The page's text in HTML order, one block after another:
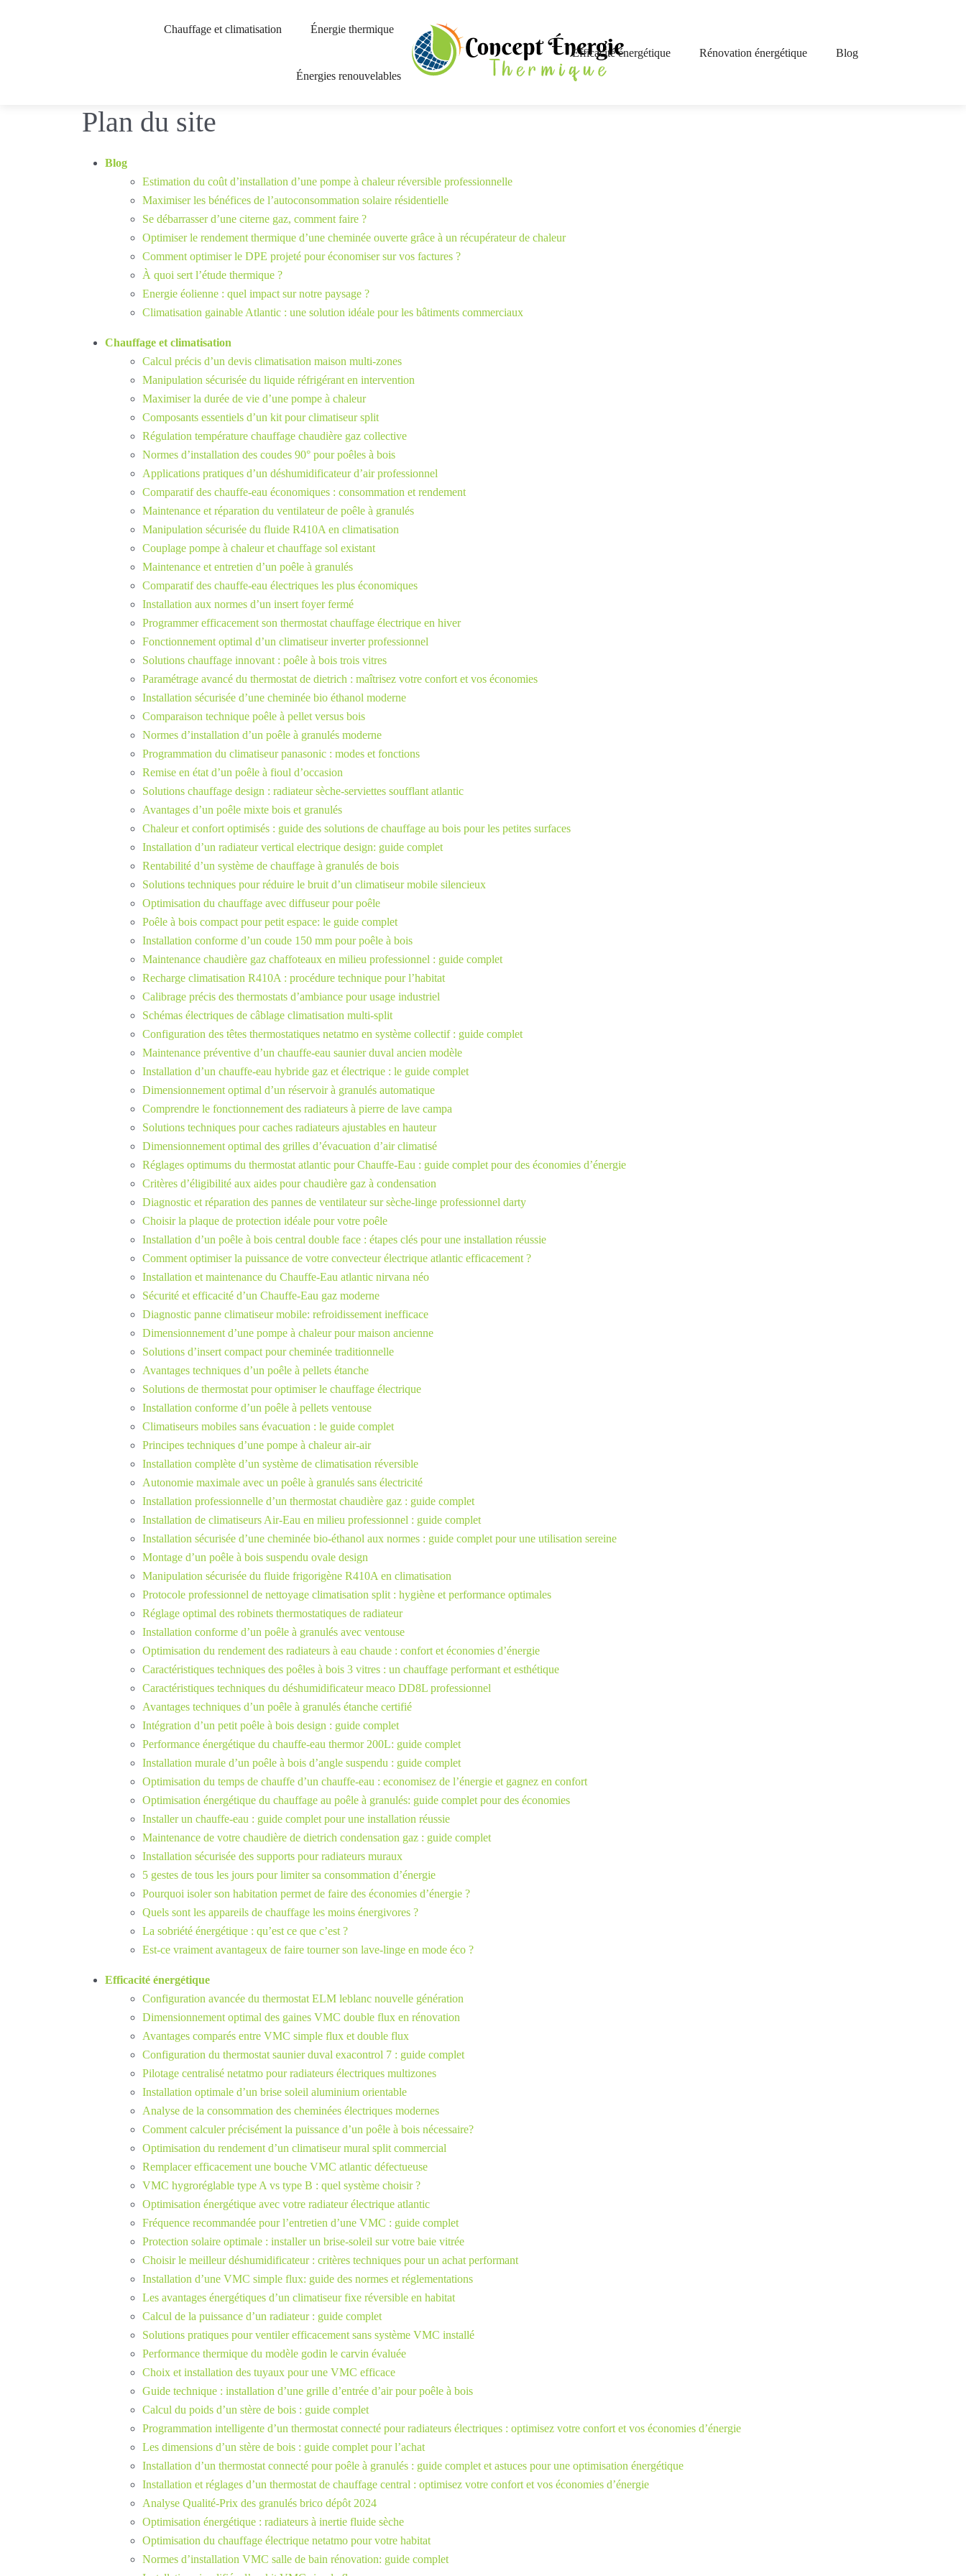
Énergie thermique
Chauffage et climatisation
Énergies renouvelables
Efficacité énergétique Rénovation énergétique Blog
Plan du site
Blog
Estimation du coût d’installation d’une pompe à chaleur réversible professionnelle
Maximiser les bénéfices de l’autoconsommation solaire résidentielle
Se débarrasser d’une citerne gaz, comment faire ?
Optimiser le rendement thermique d’une cheminée ouverte grâce à un récupérateur de chaleur
Comment optimiser le DPE projeté pour économiser sur vos factures ?
À quoi sert l’étude thermique ?
Energie éolienne : quel impact sur notre paysage ?
Climatisation gainable Atlantic : une solution idéale pour les bâtiments commerciaux
Chauffage et climatisation
Calcul précis d’un devis climatisation maison multi-zones
Manipulation sécurisée du liquide réfrigérant en intervention
Maximiser la durée de vie d’une pompe à chaleur
Composants essentiels d’un kit pour climatiseur split
Régulation température chauffage chaudière gaz collective
Normes d’installation des coudes 90° pour poêles à bois
Applications pratiques d’un déshumidificateur d’air professionnel
Comparatif des chauffe-eau économiques : consommation et rendement
Maintenance et réparation du ventilateur de poêle à granulés
Manipulation sécurisée du fluide R410A en climatisation
Couplage pompe à chaleur et chauffage sol existant
Maintenance et entretien d’un poêle à granulés
Comparatif des chauffe-eau électriques les plus économiques
Installation aux normes d’un insert foyer fermé
Programmer efficacement son thermostat chauffage électrique en hiver
Fonctionnement optimal d’un climatiseur inverter professionnel
Solutions chauffage innovant : poêle à bois trois vitres
Paramétrage avancé du thermostat de dietrich : maîtrisez votre confort et vos économies
Installation sécurisée d’une cheminée bio éthanol moderne
Comparaison technique poêle à pellet versus bois
Normes d’installation d’un poêle à granulés moderne
Programmation du climatiseur panasonic : modes et fonctions
Remise en état d’un poêle à fioul d’occasion
Solutions chauffage design : radiateur sèche-serviettes soufflant atlantic
Avantages d’un poêle mixte bois et granulés
Chaleur et confort optimisés : guide des solutions de chauffage au bois pour les petites surfaces
Installation d’un radiateur vertical electrique design: guide complet
Rentabilité d’un système de chauffage à granulés de bois
Solutions techniques pour réduire le bruit d’un climatiseur mobile silencieux
Optimisation du chauffage avec diffuseur pour poêle
Poêle à bois compact pour petit espace: le guide complet
Installation conforme d’un coude 150 mm pour poêle à bois
Maintenance chaudière gaz chaffoteaux en milieu professionnel : guide complet
Recharge climatisation R410A : procédure technique pour l’habitat
Calibrage précis des thermostats d’ambiance pour usage industriel
Schémas électriques de câblage climatisation multi-split
Configuration des têtes thermostatiques netatmo en système collectif : guide complet
Maintenance préventive d’un chauffe-eau saunier duval ancien modèle
Installation d’un chauffe-eau hybride gaz et électrique : le guide complet
Dimensionnement optimal d’un réservoir à granulés automatique
Comprendre le fonctionnement des radiateurs à pierre de lave campa
Solutions techniques pour caches radiateurs ajustables en hauteur
Dimensionnement optimal des grilles d’évacuation d’air climatisé
Réglages optimums du thermostat atlantic pour Chauffe-Eau : guide complet pour des économies d’énergie
Critères d’éligibilité aux aides pour chaudière gaz à condensation
Diagnostic et réparation des pannes de ventilateur sur sèche-linge professionnel darty
Choisir la plaque de protection idéale pour votre poêle
Installation d’un poêle à bois central double face : étapes clés pour une installation réussie
Comment optimiser la puissance de votre convecteur électrique atlantic efficacement ?
Installation et maintenance du Chauffe-Eau atlantic nirvana néo
Sécurité et efficacité d’un Chauffe-Eau gaz moderne
Diagnostic panne climatiseur mobile: refroidissement inefficace
Dimensionnement d’une pompe à chaleur pour maison ancienne
Solutions d’insert compact pour cheminée traditionnelle
Avantages techniques d’un poêle à pellets étanche
Solutions de thermostat pour optimiser le chauffage électrique
Installation conforme d’un poêle à pellets ventouse
Climatiseurs mobiles sans évacuation : le guide complet
Principes techniques d’une pompe à chaleur air-air
Installation complète d’un système de climatisation réversible
Autonomie maximale avec un poêle à granulés sans électricité
Installation professionnelle d’un thermostat chaudière gaz : guide complet
Installation de climatiseurs Air-Eau en milieu professionnel : guide complet
Installation sécurisée d’une cheminée bio-éthanol aux normes : guide complet pour une utilisation sereine
Montage d’un poêle à bois suspendu ovale design
Manipulation sécurisée du fluide frigorigène R410A en climatisation
Protocole professionnel de nettoyage climatisation split : hygiène et performance optimales
Réglage optimal des robinets thermostatiques de radiateur
Installation conforme d’un poêle à granulés avec ventouse
Optimisation du rendement des radiateurs à eau chaude : confort et économies d’énergie
Caractéristiques techniques des poêles à bois 3 vitres : un chauffage performant et esthétique
Caractéristiques techniques du déshumidificateur meaco DD8L professionnel
Avantages techniques d’un poêle à granulés étanche certifié
Intégration d’un petit poêle à bois design : guide complet
Performance énergétique du chauffe-eau thermor 200L: guide complet
Installation murale d’un poêle à bois d’angle suspendu : guide complet
Optimisation du temps de chauffe d’un chauffe-eau : economisez de l’énergie et gagnez en confort
Optimisation énergétique du chauffage au poêle à granulés: guide complet pour des économies
Installer un chauffe-eau : guide complet pour une installation réussie
Maintenance de votre chaudière de dietrich condensation gaz : guide complet
Installation sécurisée des supports pour radiateurs muraux
5 gestes de tous les jours pour limiter sa consommation d’énergie
Pourquoi isoler son habitation permet de faire des économies d’énergie ?
Quels sont les appareils de chauffage les moins énergivores ?
La sobriété énergétique : qu’est ce que c’est ?
Est-ce vraiment avantageux de faire tourner son lave-linge en mode éco ?
Efficacité énergétique
Configuration avancée du thermostat ELM leblanc nouvelle génération
Dimensionnement optimal des gaines VMC double flux en rénovation
Avantages comparés entre VMC simple flux et double flux
Configuration du thermostat saunier duval exacontrol 7 : guide complet
Pilotage centralisé netatmo pour radiateurs électriques multizones
Installation optimale d’un brise soleil aluminium orientable
Analyse de la consommation des cheminées électriques modernes
Comment calculer précisément la puissance d’un poêle à bois nécessaire?
Optimisation du rendement d’un climatiseur mural split commercial
Remplacer efficacement une bouche VMC atlantic défectueuse
VMC hygroréglable type A vs type B : quel système choisir ?
Optimisation énergétique avec votre radiateur électrique atlantic
Fréquence recommandée pour l’entretien d’une VMC : guide complet
Protection solaire optimale : installer un brise-soleil sur votre baie vitrée
Choisir le meilleur déshumidificateur : critères techniques pour un achat performant
Installation d’une VMC simple flux: guide des normes et réglementations
Les avantages énergétiques d’un climatiseur fixe réversible en habitat
Calcul de la puissance d’un radiateur : guide complet
Solutions pratiques pour ventiler efficacement sans système VMC installé
Performance thermique du modèle godin le carvin évaluée
Choix et installation des tuyaux pour une VMC efficace
Guide technique : installation d’une grille d’entrée d’air pour poêle à bois
Calcul du poids d’un stère de bois : guide complet
Programmation intelligente d’un thermostat connecté pour radiateurs électriques : optimisez votre confort et vos économies d’énergie
Les dimensions d’un stère de bois : guide complet pour l’achat
Installation d’un thermostat connecté pour poêle à granulés : guide complet et astuces pour une optimisation énergétique
Installation et réglages d’un thermostat de chauffage central : optimisez votre confort et vos économies d’énergie
Analyse Qualité-Prix des granulés brico dépôt 2024
Optimisation énergétique : radiateurs à inertie fluide sèche
Optimisation du chauffage électrique netatmo pour votre habitat
Normes d’installation VMC salle de bain rénovation: guide complet